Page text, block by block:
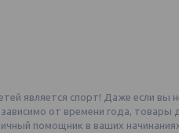
является спорт! Даже если вы
от времени года,
помощник в ваших